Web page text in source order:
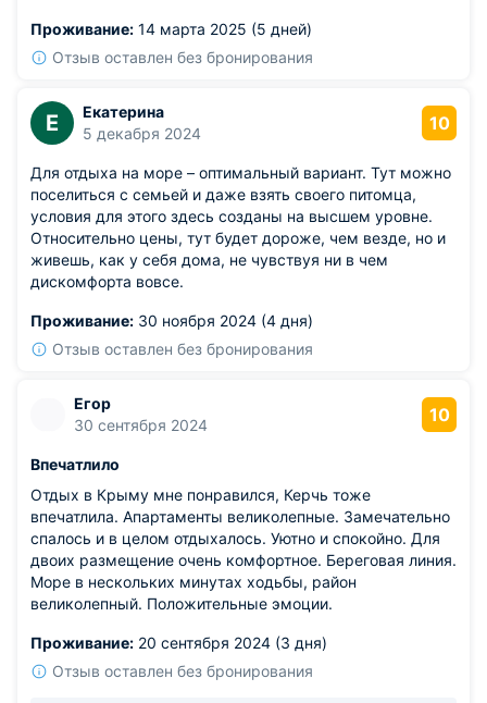
Проживание: 14 марта 2025 (5 дней)
Отзыв оставлен без бронирования
Е
Екатерина
5 декабря 2024
10
Для отдыха на море – оптимальный вариант. Тут можно
поселиться с семьей и даже взять своего питомца,
условия для этого здесь созданы на высшем уровне.
Относительно цены, тут будет дороже, чем везде, но и
живешь, как у себя дома, не чувствуя ни в чем
дискомфорта вовсе.
Проживание: 30 ноября 2024 (4 дня)
Отзыв оставлен без бронирования
Егор
30 сентября 2024
10
Впечатлило
Отдых в Крыму мне понравился, Керчь тоже
впечатлила. Апартаменты великолепные. Замечательно
спалось и в целом отдыхалось. Уютно и спокойно. Для
двоих размещение очень комфортное. Береговая линия.
Море в нескольких минутах ходьбы, район
великолепный. Положительные эмоции.
Проживание: 20 сентября 2024 (3 дня)
Отзыв оставлен без бронирования